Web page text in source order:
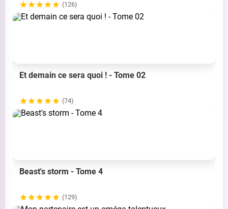
(126)
Et demain ce sera quoi ! - Tome 02
(74)
Beast's storm - Tome 4
(129)